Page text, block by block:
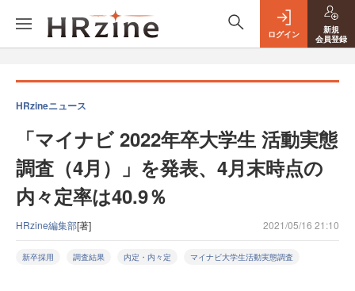
ログイン
新規
会員登録
HRzineニュース
「マイナビ 2022年卒大学生 活動実態
調査（4月）」を発表、4月末時点の
内々定率は40.9％
HRzine編集部[著] 2021/05/16 21:10
新卒採用 調査結果 内定・内々定 マイナビ大学生活動実態調査